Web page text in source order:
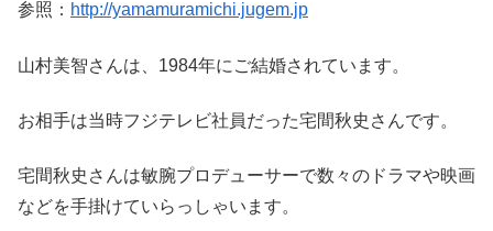
参照： http://yamamuramichi.jugem.jp
山村美智さんは、1984年にご結婚されています。
お相手は当時フジテレビ社員だった宅間秋史さんです。
宅間秋史さんは敏腕プロデューサーで数々のドラマや映画
などを手掛けていらっしゃいます。